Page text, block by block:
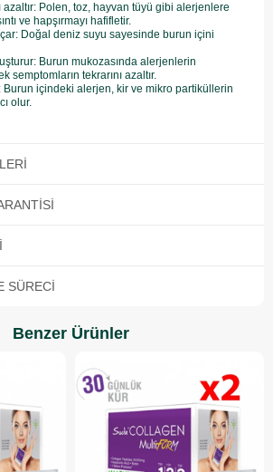
Polen, toz, hayvan tüyü gibi alerjenlere
ve hapşırmayı hafifletir.
Doğal deniz suyu sayesinde burun içini
Burun mukozasında alerjenlerin
semptomların tekrarını azaltır.
içindeki alerjen, kir ve mikro partiküllerin
olur.
SÜRECI
Benzer Ürünler